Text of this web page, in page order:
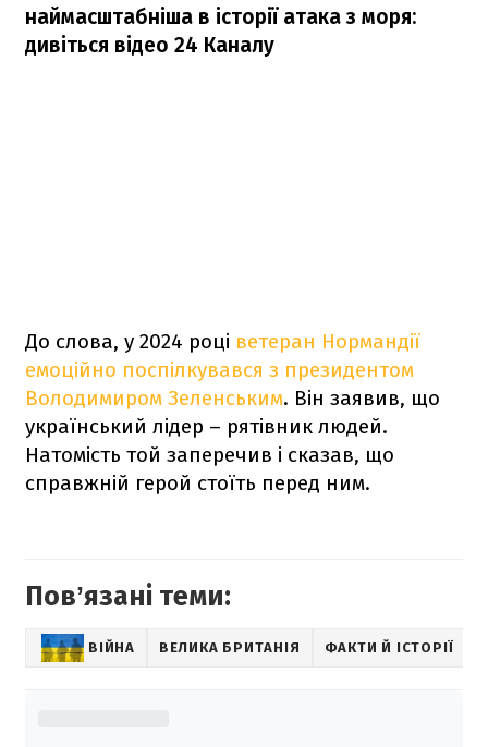
наймасштабніша в історії атака з моря:
дивіться відео 24 Каналу
До слова, у 2024 році ветеран Нормандії
емоційно поспілкувався з президентом
Володимиром Зеленським. Він заявив, що
український лідер – рятівник людей.
Натомість той заперечив і сказав, що
справжній герой стоїть перед ним.
Повʼязані теми:
ВІЙНА ВЕЛИКА БРИТАНІЯ ФАКТИ Й ІСТОРІЇ